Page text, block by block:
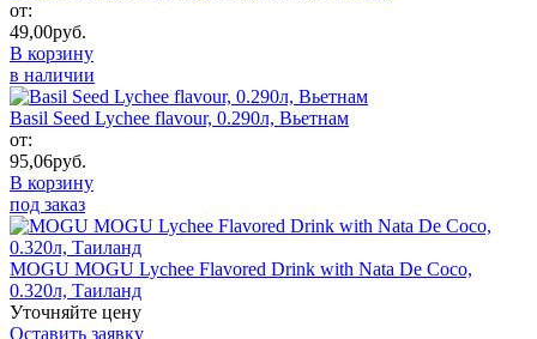
от:
49,00руб.
В корзину
в наличии
Basil Seed Lychee flavour, 0.290л, Вьетнам
от:
95,06руб.
В корзину
под заказ
MOGU MOGU Lychee Flavored Drink with Nata De Coco,
0.320л, Таиланд
Уточняйте цену
Оставить заявку